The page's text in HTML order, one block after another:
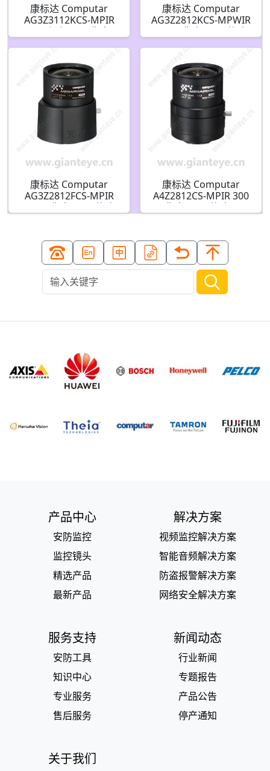
康标达 Computar
AG3Z3112KCS-MPIR
“A” 系列 300万像素
F1.2 变焦高清系列 P-
iris(CS接口)日/夜红外
康标达 Computar
AG3Z2812KCS-MPWIR
500万像素 1/2.7英寸
头 HD 系列 P-iris 红外
校正(CS接口)
康标达 Computar
AG3Z2812FCS-MPIR
500万像素 1/2.7英寸
2.8-8.5mm F1.2 变焦高
接口)日/夜红外
康标达 Computar
A4Z2812CS-MPIR 300
万像素 1/2.7英寸 2.8-
10mm F1.2 变焦镜头手
口)
产品中心
安防监控
监控镜头
精选产品
最新产品
解决方案
视频监控解决方案
智能音频解决方案
防盗报警解决方案
网络安全解决方案
服务支持
安防工具
知识中心
专业服务
售后服务
新闻动态
行业新闻
专题报告
产品公告
停产通知
关于我们